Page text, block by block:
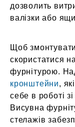
дозволить
валізки або
Щоб
скористатися
фурнітурою.
кронштейни,
себе в роботі
Висувна
стелажів